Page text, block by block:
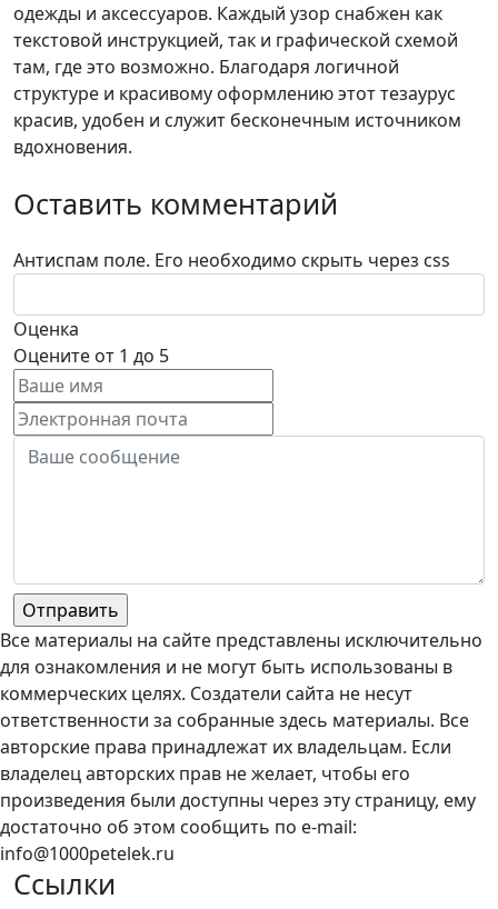
одежды и аксессуаров. Каждый узор снабжен как
текстовой инструкцией, так и графической схемой
там, где это возможно. Благодаря логичной
структуре и красивому оформлению этот тезаурус
красив, удобен и служит бесконечным источником
вдохновения.
Оставить комментарий
Антиспам поле. Его необходимо скрыть через css
Оценка
Оцените от 1 до 5
Все материалы на сайте представлены исключительно
для ознакомления и не могут быть использованы в
коммерческих целях. Создатели сайта не несут
ответственности за собранные здесь материалы. Все
авторские права принадлежат их владельцам. Если
владелец авторских прав не желает, чтобы его
произведения были доступны через эту страницу, ему
достаточно об этом сообщить по e-mail:
info@1000petelek.ru
Ссылки